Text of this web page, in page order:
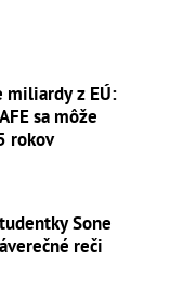
miliardy z EÚ:
sa môže
rokov
Sone
reči